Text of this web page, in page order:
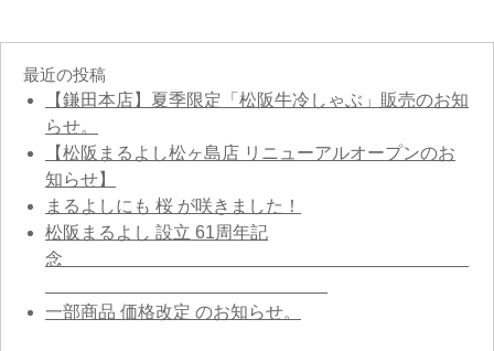
最近の投稿
【鎌田本店】夏季限定「松阪牛冷しゃぶ」販売のお知
らせ。
【松阪まるよし松ヶ島店 リニューアルオープンのお
知らせ】
まるよしにも 桜 が咲きました！
松阪まるよし 設立 61周年記
念
一部商品 価格改定 のお知らせ。